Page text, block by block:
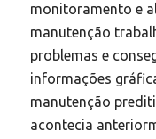
monitoramento e
manutenção
problemas e
informações
manutenção
acontecia